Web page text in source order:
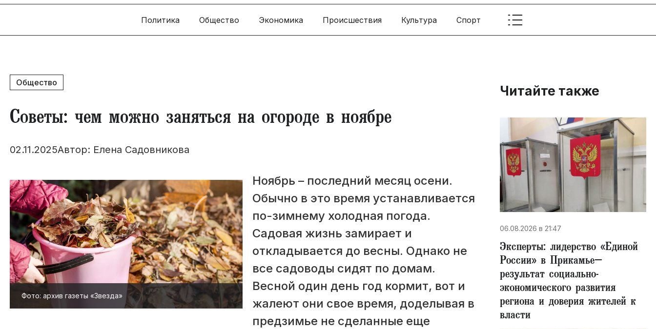
Политика Общество Экономика Происшествия Культура Спорт
Общество
​Советы: чем можно заняться на огороде в ноябре
02.11.2025Автор: Елена Садовникова
Фото: архив газеты «Звезда»
Ноябрь – последний месяц осени.
Обычно в это время устанавливается
по-зимнему холодная погода.
Садовая жизнь замирает и
откладывается до весны. Однако не
все садоводы сидят по домам.
Весной один день год кормит, вот и
жалеют они свое время, доделывая в
предзимье не сделанные еще
Читайте также
06.08.2026 в 21:47
Эксперты: лидерство «Единой
России» в Прикамье–
результат социально-
экономического развития
региона и доверия жителей к
власти